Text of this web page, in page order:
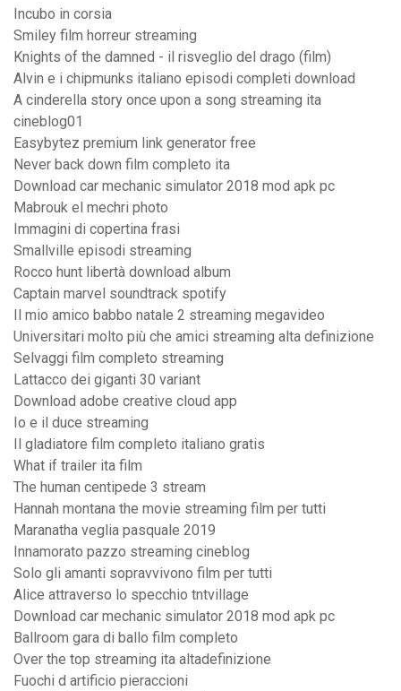
Incubo in corsia
Smiley film horreur streaming
Knights of the damned - il risveglio del drago (film)
Alvin e i chipmunks italiano episodi completi download
A cinderella story once upon a song streaming ita
cineblog01
Easybytez premium link generator free
Never back down film completo ita
Download car mechanic simulator 2018 mod apk pc
Mabrouk el mechri photo
Immagini di copertina frasi
Smallville episodi streaming
Rocco hunt libertà download album
Captain marvel soundtrack spotify
Il mio amico babbo natale 2 streaming megavideo
Universitari molto più che amici streaming alta definizione
Selvaggi film completo streaming
Lattacco dei giganti 30 variant
Download adobe creative cloud app
Io e il duce streaming
Il gladiatore film completo italiano gratis
What if trailer ita film
The human centipede 3 stream
Hannah montana the movie streaming film per tutti
Maranatha veglia pasquale 2019
Innamorato pazzo streaming cineblog
Solo gli amanti sopravvivono film per tutti
Alice attraverso lo specchio tntvillage
Download car mechanic simulator 2018 mod apk pc
Ballroom gara di ballo film completo
Over the top streaming ita altadefinizione
Fuochi d artificio pieraccioni